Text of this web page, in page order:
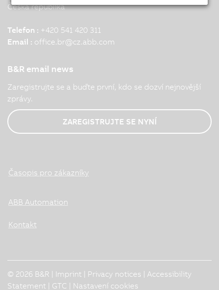
Česká republika
Telefon : +420 541 420 311
Email : office.br@cz.abb.com
B&R email news
Zaregistrujte se a buďte první, kdo se dozví nejnovější
zprávy.
ZAREGISTRUJTE SE NYNÍ
Časopis pro zákazníky
ABB Automation
Kontakt
© 2026 B&R | Imprint Privacy notices
Accessibility
Statement
GTC Nastavení cookies